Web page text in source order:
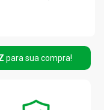
(2001 - 2001)
para sua compra!